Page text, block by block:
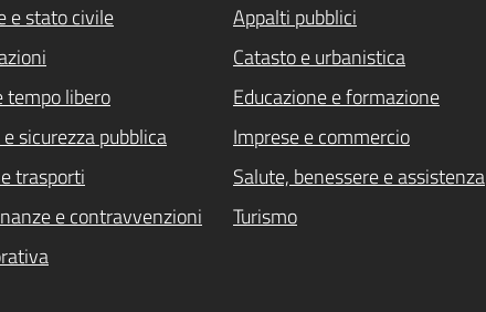
e stato civile
Appalti pubblici
Catasto e urbanistica
tempo libero
Educazione e formazione
sicurezza pubblica
Imprese e commercio
trasporti
Salute, benessere e assistenza
e contravvenzioni
Turismo